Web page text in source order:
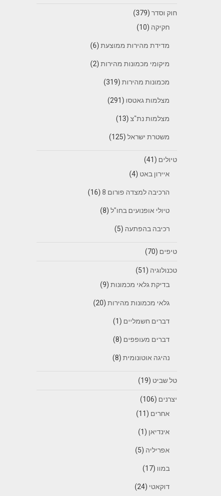
חוק וסדר(379)
חקיקה (10)
מדידת מהירות ממוצעת(6)
מיקומי מכמונות מהירות(2)
מכמונות מהירות(319)
מצלמות גאטסו (291)
מצלמות נת"צ(13)
משטרת ישראל(125)
טיולים (41)
איירון באט (4)
הרכיבה למצדה פורום 8 (16)
טיולי אופנועים בחו"ל(8)
רכיבה בהפתעה (5)
טיפים (70)
טכנולוגיה (51)
בדיקת גלאי מכמונות(9)
גלאי מכמונות מהירות(20)
דברים חשמליים (1)
דברים מעופפים (8)
נהיגה אוטונומית(8)
טל שביט (19)
יצרנים (106)
אחרים (11)
אינדיאן (1)
אפריליה (5)
במוו (17)
דוקאטי (24)